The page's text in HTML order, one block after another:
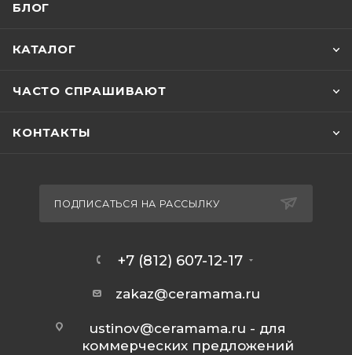
БЛОГ
КАТАЛОГ
ЧАСТО СПРАШИВАЮТ
КОНТАКТЫ
ПОДПИСАТЬСЯ НА РАССЫЛКУ
+7 (812) 607-12-17
zakaz@ceramama.ru
ustinov@ceramama.ru - для
коммерческих предложений